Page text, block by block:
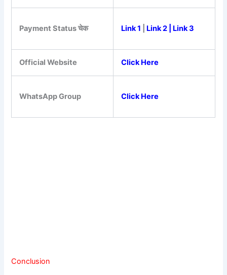
Payment Status चेक Link 1 Link 2 Link 3
Official Website Click Here
WhatsApp Group Click Here
Conclusion